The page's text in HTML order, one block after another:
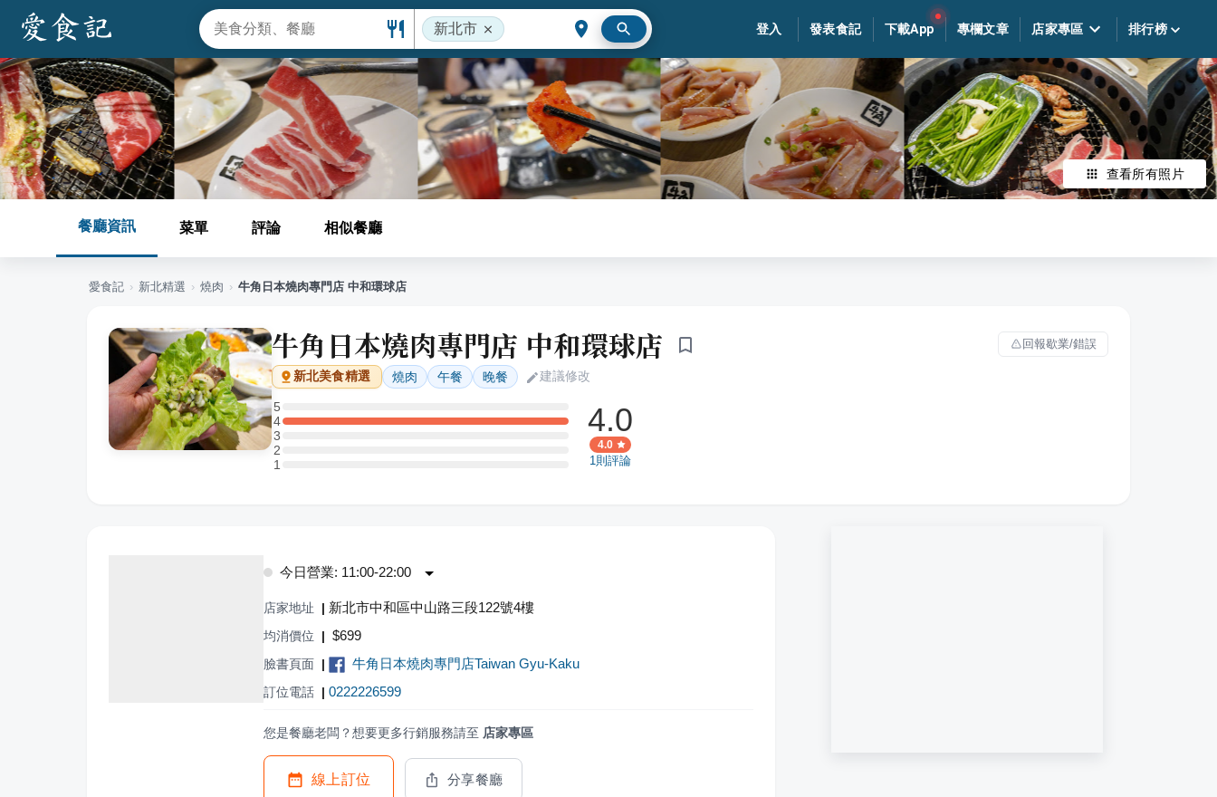
新北市 登入 發表食記 下載App 專欄文章 店家專區 排行榜
查看所有照片
餐廳資訊 菜單 評論 相似餐廳
愛食記 › 新北精選 › 燒肉 › 牛角日本燒肉專門店 中和環球店
牛角日本燒肉專門店 中和環球店 回報歇業/錯誤
新北美食精選 燒肉 午餐 晚餐 建議修改
5
5 星：0 則評論
4
4 星：1 則評論
3
3 星：0 則評論
2
2 星：0 則評論
11 星：0 則評論
4.0
4.0
1 則評論
今日營業: 11:00-22:00
店家地址 | 新北市中和區中山路三段122號4樓
均消價位 | $699
臉書頁面 | 牛角日本燒肉專門店Taiwan Gyu-Kaku
訂位電話 | 0222226599
您是餐廳老闆？想要更多行銷服務請至 店家專區
線上訂位 分享餐廳